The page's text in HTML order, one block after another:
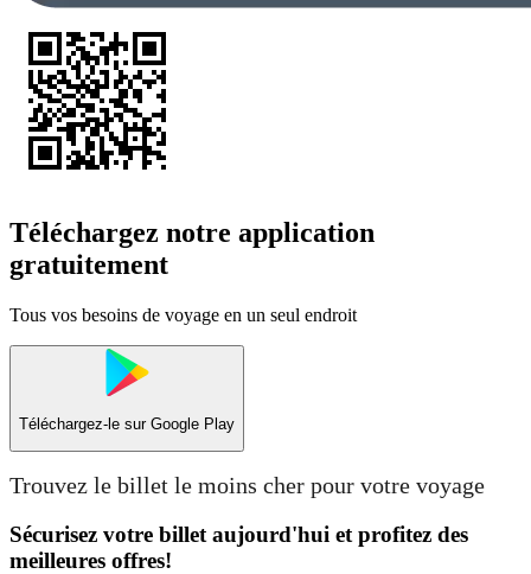
Téléchargez notre application
gratuitement
Tous vos besoins de voyage en un seul endroit
Téléchargez-le sur Google Play
Trouvez le billet le moins cher pour votre voyage
Sécurisez votre billet aujourd'hui et profitez des
meilleures offres!